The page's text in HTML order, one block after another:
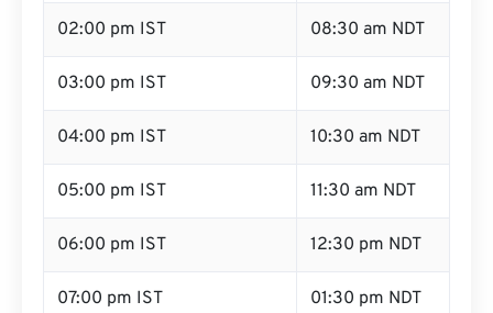
02:00 pm IST 08:30 am NDT
03:00 pm IST 09:30 am NDT
04:00 pm IST 10:30 am NDT
05:00 pm IST 11:30 am NDT
06:00 pm IST 12:30 pm NDT
07:00 pm IST 01:30 pm NDT